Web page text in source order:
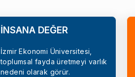
İNSANA DEĞER
İzmir Ekonomi Üniversitesi,
toplumsal fayda üretmeyi varlık
nedeni olarak görür.